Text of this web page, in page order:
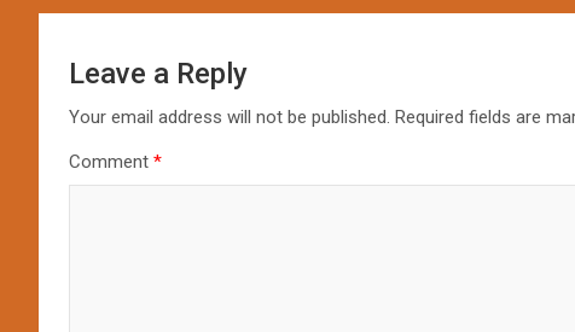
Leave a Reply
Your email address will not be published. Required fields are
Comment *